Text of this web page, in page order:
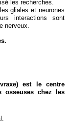
les recherches.
gliales et neurones
interactions sont
nerveux.
est le centre
osseuses chez les